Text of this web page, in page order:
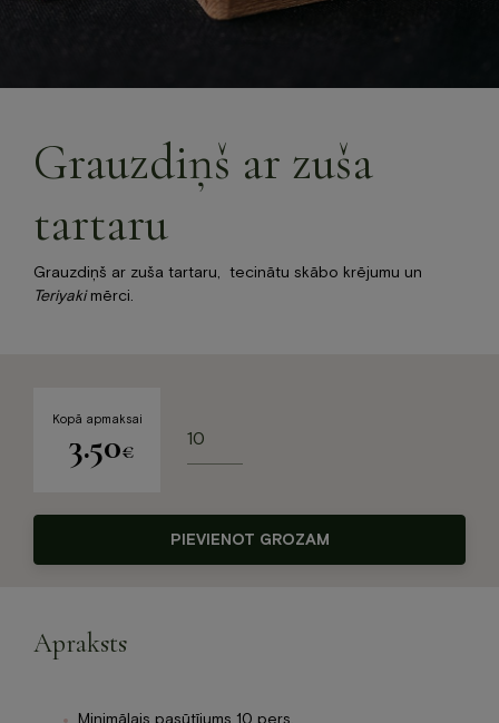
Par mums
facebook-
instagramtripadvisor
EN
Grauzdiņš ar zuša
tartaru
Grauzdiņš ar zuša tartaru, tecinātu skābo krējumu un
Teriyakimērci.
Kopā apmaksai
3.50€
ar
zuša
daudzums
PIEVIENOT GROZAM
Apraksts
Minimālais pasūtījums 10 pers.